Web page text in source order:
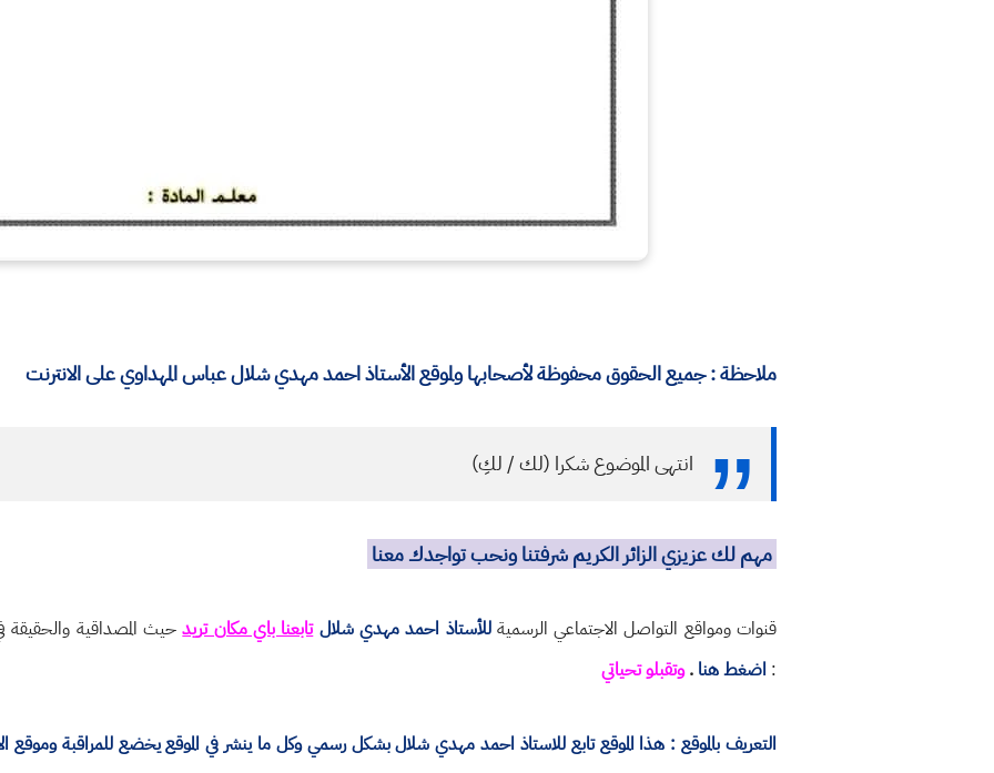
ملاحظة : جميع الحقوق محفوظة لأصحابها ولموقع الأستاذ احمد مهدي شلال عباس المهداوي على الانترنت
انتهى الموضوع شكرا (لك / لكِ)
مهم لك عزيزي الزائر الكريم شرفتنا ونحب تواجدك معنا
قنوات ومواقع التواصل الاجتماعي الرسميةللأستاذ احمد مهدي شلال تابعنا باي مكان تريدحيث المصداقية والحقيقة
: اضغط هنا .وتقبلو تحياتي
التعريف بالموقع : هذا الموقع تابع للاستاذ احمد مهدي شلال بشكل رسمي وكل ما ينشر في الموقع يخضع للمراقبة